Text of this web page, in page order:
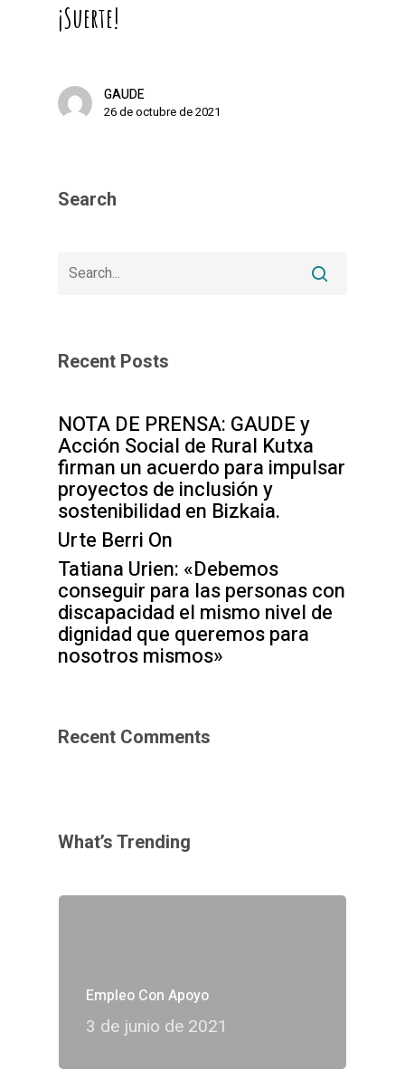
¡Suerte!
GAUDE
26 de octubre de 2021
Search
Recent Posts
NOTA DE PRENSA: GAUDE y
Acción Social de Rural Kutxa
firman un acuerdo para impulsar
proyectos de inclusión y
sostenibilidad en Bizkaia.
Urte Berri On
Tatiana Urien: «Debemos
conseguir para las personas con
discapacidad el mismo nivel de
dignidad que queremos para
nosotros mismos»
Recent Comments
What’s Trending
Empleo Con Apoyo
3 de junio de 2021